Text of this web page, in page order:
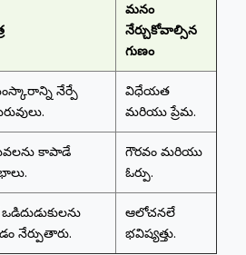
మనం
నేర్చుకోవాల్సిన
గుణం
నేర్పే
విధేయత
మరియు ప్రేమ.
కాపాడే
గౌరవం మరియు
ఓర్పు.
నేర్పుతారు.
ఆలోచనలే
భవిష్యత్తు.